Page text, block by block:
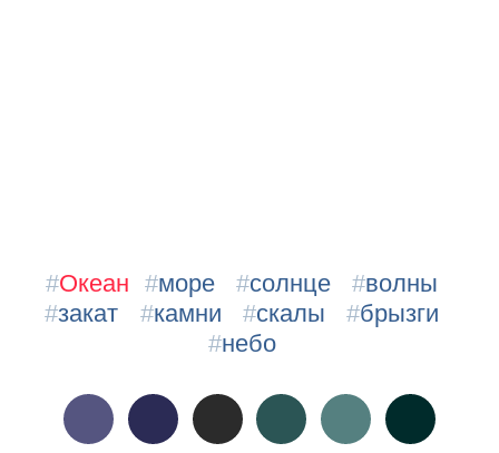
#Океан #море #солнце #волны
#закат #камни #скалы #брызги
#небо